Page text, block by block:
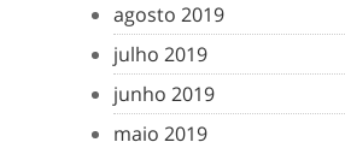
agosto 2019
julho 2019
junho 2019
maio 2019